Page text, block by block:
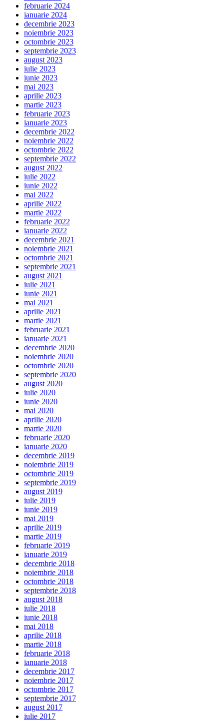
februarie 2024
ianuarie 2024
decembrie 2023
noiembrie 2023
octombrie 2023
septembrie 2023
august 2023
iulie 2023
iunie 2023
mai 2023
aprilie 2023
martie 2023
februarie 2023
ianuarie 2023
decembrie 2022
noiembrie 2022
octombrie 2022
septembrie 2022
august 2022
iulie 2022
iunie 2022
mai 2022
aprilie 2022
martie 2022
februarie 2022
ianuarie 2022
decembrie 2021
noiembrie 2021
octombrie 2021
septembrie 2021
august 2021
iulie 2021
iunie 2021
mai 2021
aprilie 2021
martie 2021
februarie 2021
ianuarie 2021
decembrie 2020
noiembrie 2020
octombrie 2020
septembrie 2020
august 2020
iulie 2020
iunie 2020
mai 2020
aprilie 2020
martie 2020
februarie 2020
ianuarie 2020
decembrie 2019
noiembrie 2019
octombrie 2019
septembrie 2019
august 2019
iulie 2019
iunie 2019
mai 2019
aprilie 2019
martie 2019
februarie 2019
ianuarie 2019
decembrie 2018
noiembrie 2018
octombrie 2018
septembrie 2018
august 2018
iulie 2018
iunie 2018
mai 2018
aprilie 2018
martie 2018
februarie 2018
ianuarie 2018
decembrie 2017
noiembrie 2017
octombrie 2017
septembrie 2017
august 2017
iulie 2017